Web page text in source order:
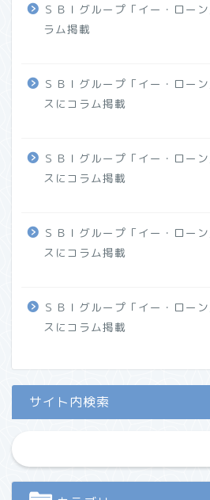
ＳＢＩグループ「イー・ロー
ラム掲載
ＳＢＩグループ「イー・ロー
スにコラム掲載
ＳＢＩグループ「イー・ロー
スにコラム掲載
ＳＢＩグループ「イー・ロー
スにコラム掲載
ＳＢＩグループ「イー・ロー
スにコラム掲載
サイト内検索